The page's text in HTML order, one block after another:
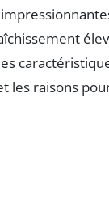
les raisons